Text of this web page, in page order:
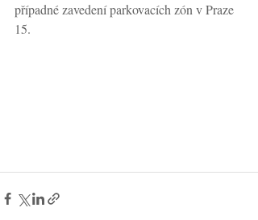
případné zavedení parkovacích zón v Praze
15.